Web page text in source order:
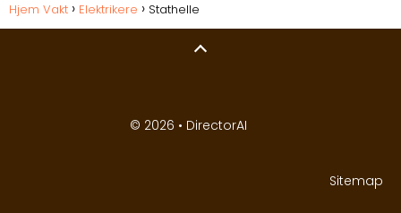
Hjem Vakt Elektrikere Stathelle
© 2026 • DirectorAI
Sitemap